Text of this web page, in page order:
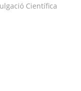
Científica